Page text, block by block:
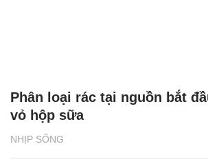
NHỊP SỐNG
Phân loại rác tại nguồn bắt
vỏ hộp sữa